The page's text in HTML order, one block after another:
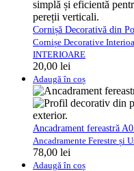
Cornișă Decorativă din
Cornișe Decorative
INTERIOARE
20,00 lei
Adaugă în coș
Ancadrament fereastră
Ancadramente Ferestre și
78,00 lei
Adaugă în coș